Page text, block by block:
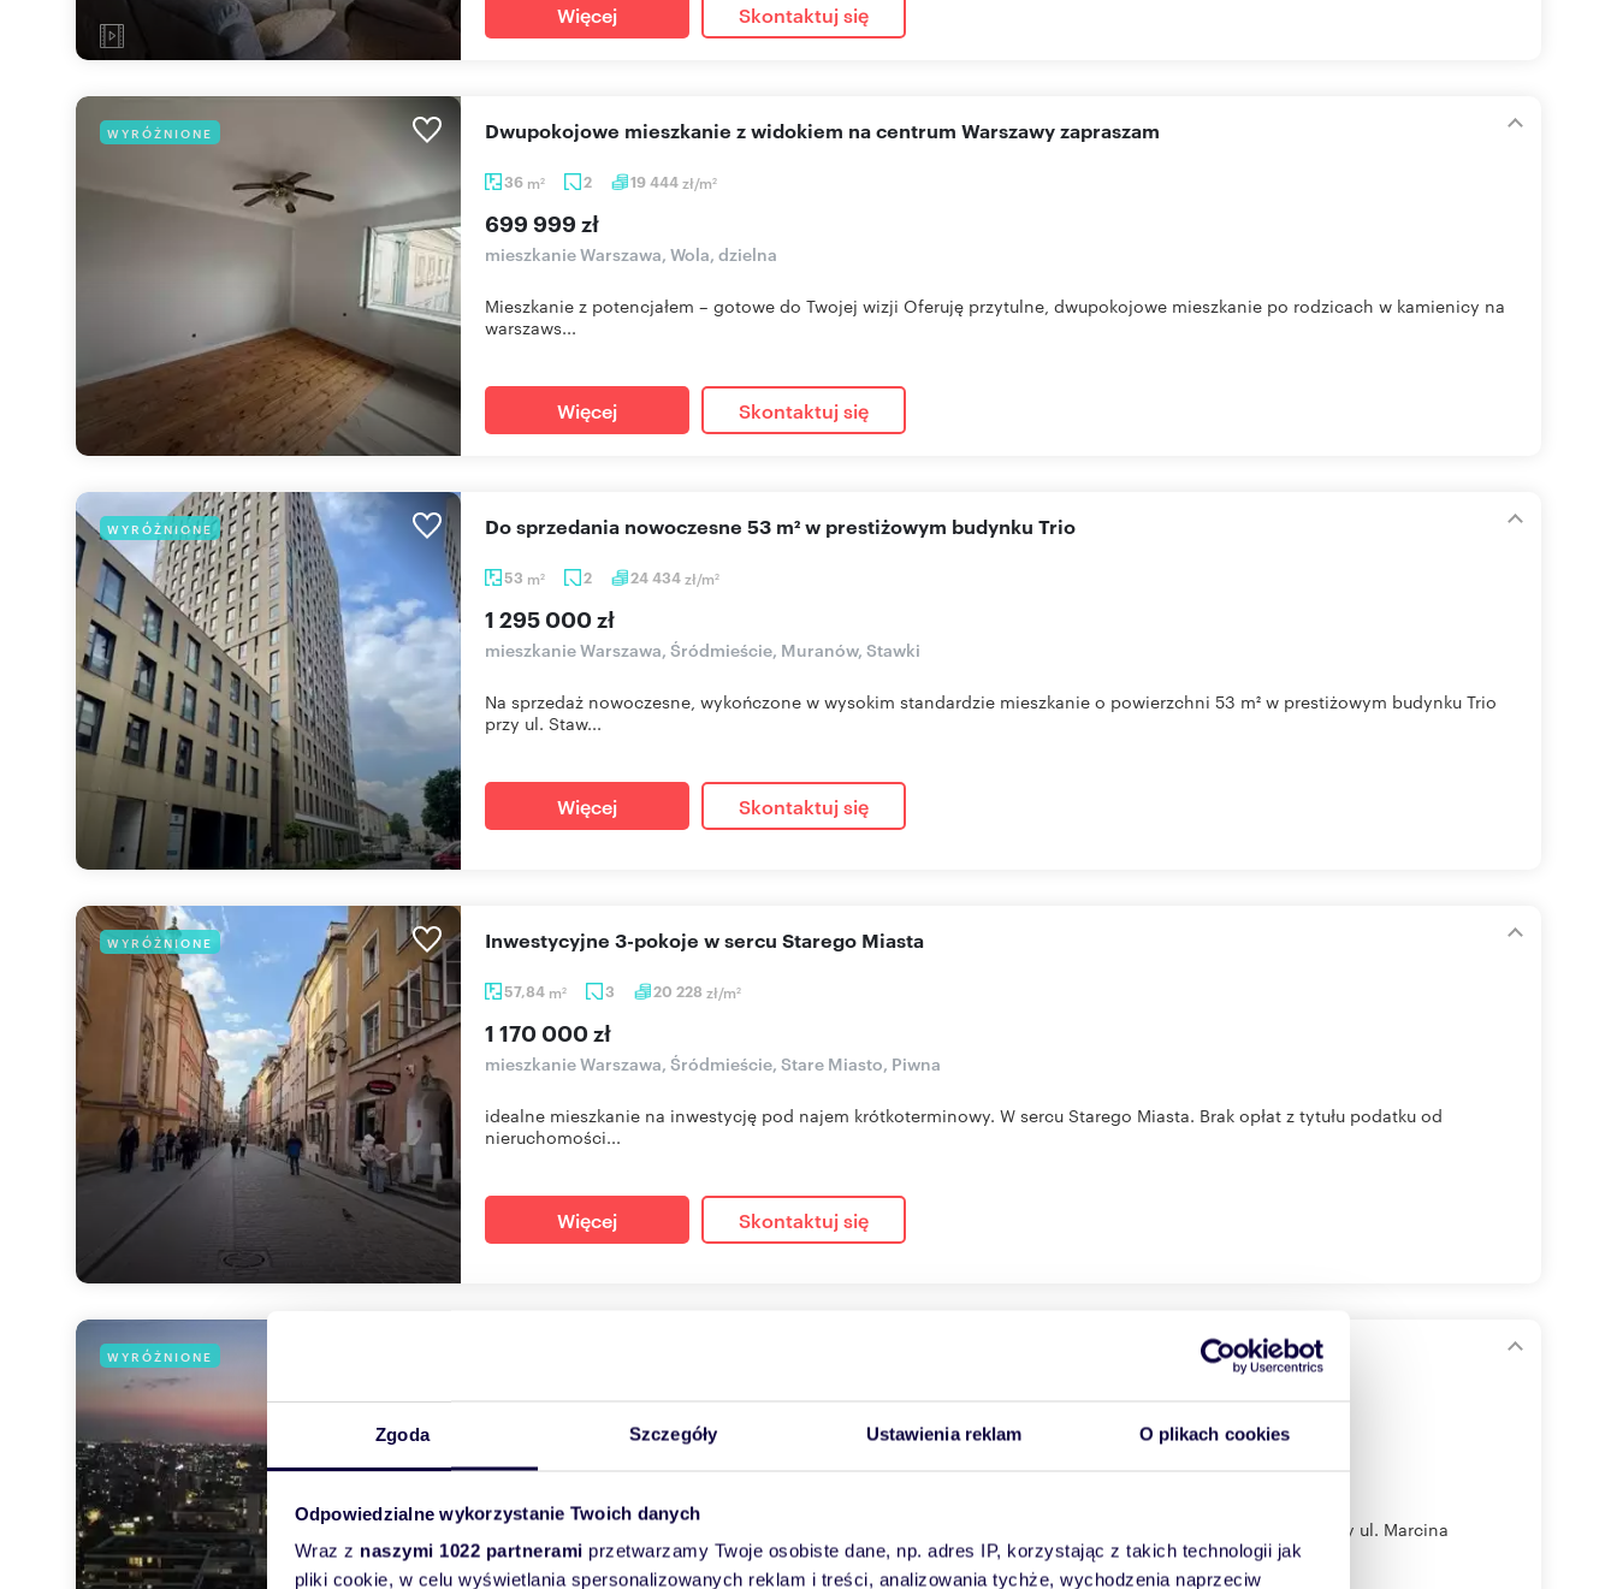
Zgoda Szczegóły Ustawienia reklam O plikach cookies
Odpowiedzialne wykorzystanie Twoich danych
Wraz z naszymi 1022 partnerami przetwarzamy Twoje osobiste dane, np. adres IP, korzystając z takich technologii jak
pliki cookie, w celu wyświetlania spersonalizowanych reklam i treści, analizowania tychże, wychodzenia naprzeciw
Więcej Skontaktuj się
WYRÓŻNIONE
36 m2 2 19 444zł/m2
Dwupokojowe mieszkanie z widokiem na centrum Warszawy zapraszam
699 999 zł
mieszkanie Warszawa, Wola, dzielna
Mieszkanie z potencjałem – gotowe do Twojej wizji Oferuję przytulne, dwupokojowe mieszkanie po rodzicach w kamienicy na
warszaws...
Więcej Skontaktuj się
WYRÓŻNIONE
53 m2 2 24 434zł/m2
Do sprzedania nowoczesne 53 m² w prestiżowym budynku Trio
1 295 000 zł
mieszkanie Warszawa, Śródmieście, Muranów, Stawki
Na sprzedaż nowoczesne, wykończone w wysokim standardzie mieszkanie o powierzchni 53 m² w prestiżowym budynku Trio
przy ul. Staw...
Więcej Skontaktuj się
WYRÓŻNIONE
57,84 m2 3 20 228 zł/m2
Inwestycyjne 3-pokoje w sercu Starego Miasta
1 170 000 zł
mieszkanie Warszawa, Śródmieście, Stare Miasto, Piwna
idealne mieszkanie na inwestycję pod najem krótkoterminowy. W sercu Starego Miasta. Brak opłat z tytułu podatku od
nieruchomości...
Więcej Skontaktuj się
WYRÓŻNIONE
mieszkanie Warszawa, Wola, Bliska Wola, marcina kasprzaka
Sprzedam bezpośrednio 2-pokojowe mieszkanie o pow. 46 m², znajdujące się na 19 piętrze w budynku przy ul. Marcina
Kasprzaka na w...